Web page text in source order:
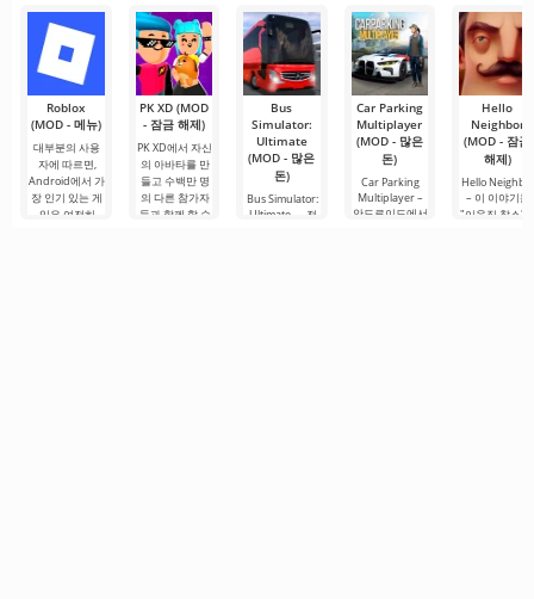
게임을 새롭게
재해석한
임으로,
Roblox
(MOD - 메뉴)
대부분의 사용
자에 따르면,
Android에서 가
장 인기 있는 게
임은 여전히
PK XD (MOD
- 잠금 해제)
PK XD에서 자신
의 아바타를 만
들고 수백만 명
의 다른 참가자
들과 함께 할 수
Bus
Simulator:
Ultimate
(MOD - 많은
돈)
Bus Simulator:
Ultimate — 전
Car Parking
Multiplayer
(MOD - 많은
돈)
Car Parking
Multiplayer –
안드로이드에서
Hello
Neighbor
(MOD - 잠금
해제)
Hello
– 이 이야기는
"이웃집 찰스"